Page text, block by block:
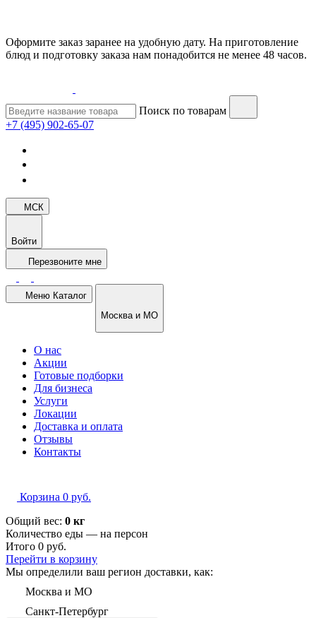
Оформите заказ заранее на удобную дату. На приготовление
блюд и подготовку заказа нам понадобится не менее 48 часов.
Поиск по товарам
+7 (495) 902-65-07
МСК
Войти
Перезвоните мне
Меню Каталог
Москва и МО
О нас
Акции
Готовые подборки
Для бизнеса
Услуги
Локации
Доставка и оплата
Отзывы
Контакты
Корзина 0 руб.
Общий вес: 0 кг
Количество еды — на персон
Итого 0 руб.
Перейти в корзину
Мы определили ваш регион доставки, как:
Москва и МО
Санкт-Петербург